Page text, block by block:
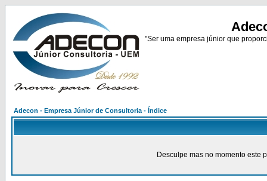
"Ser uma empresa júnior que
Adecon - Empresa Júnior de Consultoria - Índice
Desculpe mas no momento este